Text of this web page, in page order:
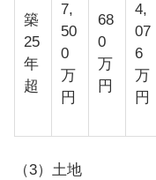
築
25
年
超
7,
50
0
万
円
68
0
万
円
4,
07
6
万
円
（3）土地